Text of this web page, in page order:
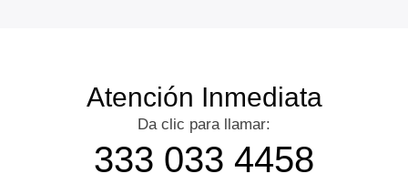
Atención Inmediata
Da clic para llamar:
333 033 4458